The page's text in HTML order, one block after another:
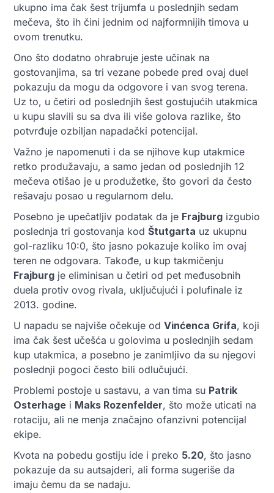
ukupno ima čak šest trijumfa u poslednjih sedam
mečeva, što ih čini jednim od najformnijih timova u
ovom trenutku.
Ono što dodatno ohrabruje jeste učinak na
gostovanjima, sa tri vezane pobede pred ovaj duel
pokazuju da mogu da odgovore i van svog terena.
Uz to, u četiri od poslednjih šest gostujućih utakmica
u kupu slavili su sa dva ili više golova razlike, što
potvrđuje ozbiljan napadački potencijal.
Važno je napomenuti i da se njihove kup utakmice
retko produžavaju, a samo jedan od poslednjih 12
mečeva otišao je u produžetke, što govori da često
rešavaju posao u regularnom delu.
Posebno je upečatljiv podatak da je Fraјburg izgubio
poslednja tri gostovanja kod Štutgarta uz ukupnu
gol-razliku 10:0, što jasno pokazuje koliko im ovaj
teren ne odgovara. Takođe, u kup takmičenju
Fraјburg je eliminisan u četiri od pet međusobnih
duela protiv ovog rivala, uključujući i polufinale iz
2013. godine.
U napadu se najviše očekuje od Vinćenca Grifa, koji
ima čak šest učešća u golovima u poslednjih sedam
kup utakmica, a posebno je zanimljivo da su njegovi
poslednji pogoci često bili odlučujući.
Problemi postoje u sastavu, a van tima su Patrik
Osterhage i Maks Rozenfelder, što može uticati na
rotaciju, ali ne menja značajno ofanzivni potencijal
ekipe.
Kvota na pobedu gostiju ide i preko 5.20, što jasno
pokazuje da su autsajderi, ali forma sugeriše da
imaju čemu da se nadaju.